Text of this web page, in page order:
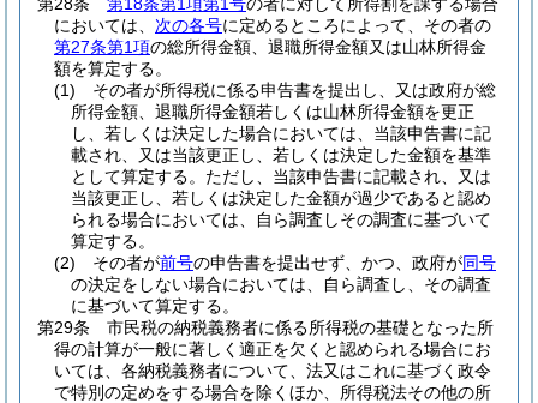
においては、 次の各号に定めるところによって、その者の
第27条第1項の総所得金額、退職所得金額又は山林所得金
額を算定する。
(1)
その者が所得税に係る申告書を提出し、又は政府が総
所得金額、退職所得金額若しくは山林所得金額を更正
し、若しくは決定した場合においては、当該申告書に記
載され、又は当該更正し、若しくは決定した金額を基準
として算定する。 ただし、当該申告書に記載され、又は
当該更正し、若しくは決定した金額が過少であると認め
られる場合においては、自ら調査しその調査に基づいて
算定する。
(2)
その者が前号の申告書を提出せず、かつ、政府が同号
の決定をしない場合においては、自ら調査し、その調査
に基づいて算定する。
第29条
市民税の納税義務者に係る所得税の基礎となった所
得の計算が一般に著しく適正を欠くと認められる場合にお
いては、各納税義務者について、法又はこれに基づく政令
で特別の定めをする場合を除くほか、所得税法その他の所